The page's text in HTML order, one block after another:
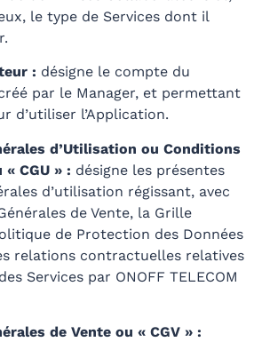
le type de Services dont il
: désigne le compte du
par le Manager, et permettant
d’utiliser l’Application.
d’Utilisation ou Conditions
CGU » : désigne les présentes
d’utilisation régissant, avec
de Vente, la Grille
de Protection des Données
relations contractuelles relatives
Services par ONOFF TELECOM
de Vente ou « CGV » :